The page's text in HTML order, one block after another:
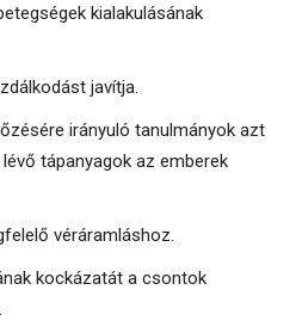
kialakulásának
javítja.
irányuló tanulmányok azt
tápanyagok az emberek
véráramláshoz.
kockázatát a csontok